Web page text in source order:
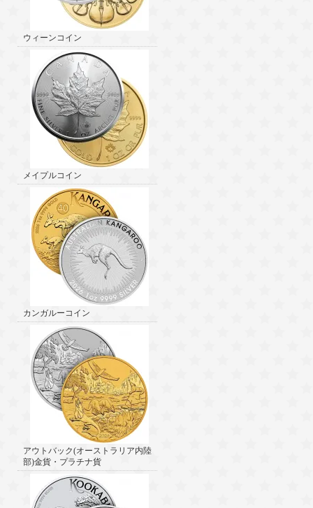
ウィーンコイン
メイプルコイン
カンガルーコイン
アウトバック(オーストラリア内陸
部)金貨・プラチナ貨